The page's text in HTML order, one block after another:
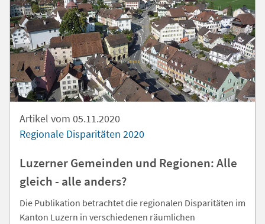
Artikel vom 05.11.2020
Regionale Disparitäten 2020
Luzerner Gemeinden und Regionen: Alle
gleich - alle anders?
Die Publikation betrachtet die regionalen Disparitäten im
Kanton Luzern in verschiedenen räumlichen